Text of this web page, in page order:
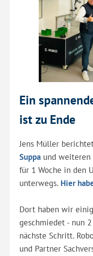
Ein
ist zu Ende
Jens Müller
Suppa und
für 1 Woche in den
unterwegs. Hier
Dort haben wir
geschmiedet - nun
nächste Schritt.
und Partner